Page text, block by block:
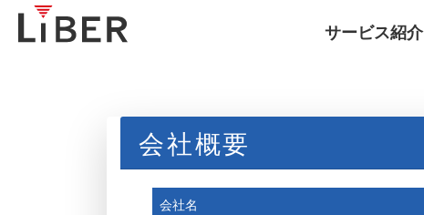
サービス紹介
会社概要
会社名